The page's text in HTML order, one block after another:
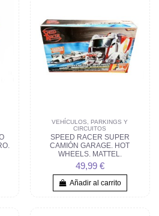
VEHÍCULOS, PARKINGS Y
CIRCUITOS
SPEED RACER SUPER
CAMIÓN GARAGE. HOT
WHEELS. MATTEL.
49,99 €
Añadir al carrito